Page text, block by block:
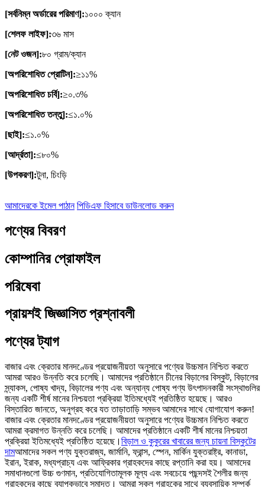
[সর্বনিম্ন অর্ডারের পরিমাণ]:১০০০ ক্যান
[শেলফ লাইফ]:৩৬ মাস
[নেট ওজন]:৮০ গ্রাম/ক্যান
[অপরিশোধিত প্রোটিন]:≥১১%
[অপরিশোধিত চর্বি]:≥০.৩%
[অপরিশোধিত তন্তু]:≤১.০%
[ছাই]:≤১.০%
[আর্দ্রতা]:≤৮০%
[উপকরণ]:টুনা, চিংড়ি
আমাদেরকে ইমেল পাঠান পিডিএফ হিসাবে ডাউনলোড করুন
পণ্যের বিবরণ
কোম্পানির প্রোফাইল
পরিষেবা
প্রায়শই জিজ্ঞাসিত প্রশ্নাবলী
পণ্যের ট্যাগ
বাজার এবং ক্রেতার মানদণ্ডের প্রয়োজনীয়তা অনুসারে পণ্যের উচ্চমান নিশ্চিত করতে
আমরা আরও উন্নতি করে চলেছি। আমাদের প্রতিষ্ঠানে চীনের বিড়ালের বিস্কুট, বিড়ালের
স্ন্যাকস, পোষ্য খাদ্য, বিড়ালের পণ্য এবং অন্যান্য পোষ্য পণ্য উৎপাদনকারী সংস্থাগুলির
জন্য একটি শীর্ষ মানের নিশ্চয়তা প্রক্রিয়া ইতিমধ্যেই প্রতিষ্ঠিত হয়েছে। আরও
বিস্তারিত জানতে, অনুগ্রহ করে যত তাড়াতাড়ি সম্ভব আমাদের সাথে যোগাযোগ করুন!
বাজার এবং ক্রেতার মানদণ্ডের প্রয়োজনীয়তা অনুসারে পণ্যের উচ্চমান নিশ্চিত করতে
আমরা ক্রমাগত উন্নতি করে চলেছি। আমাদের প্রতিষ্ঠানে একটি শীর্ষ মানের নিশ্চয়তা
প্রক্রিয়া ইতিমধ্যেই প্রতিষ্ঠিত হয়েছে। বিড়াল ও কুকুরের খাবারের জন্য চায়না বিস্কুটের
দামআমাদের সকল পণ্য যুক্তরাজ্য, জার্মানি, ফ্রান্স, স্পেন, মার্কিন যুক্তরাষ্ট্র, কানাডা,
ইরান, ইরাক, মধ্যপ্রাচ্য এবং আফ্রিকার গ্রাহকদের কাছে রপ্তানি করা হয়। আমাদের
সমাধানগুলো উচ্চ গুণমান, প্রতিযোগিতামূলক মূল্য এবং সবচেয়ে পছন্দসই শৈলীর জন্য
গ্রাহকদের কাছে ব্যাপকভাবে সমাদৃত। আমরা সকল গ্রাহকের সাথে ব্যবসায়িক সম্পর্ক